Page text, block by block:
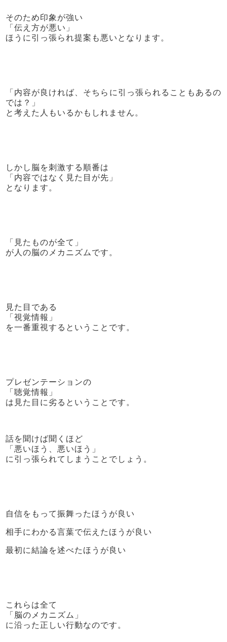
そのため印象が強い
「伝え方が悪い」
ほうに引っ張られ提案も悪いとなります。
「内容が良ければ、そちらに引っ張られることもあるの
では？」
と考えた人もいるかもしれません。
しかし脳を刺激する順番は
「内容ではなく見た目が先」
となります。
「見たものが全て」
が人の脳のメカニズムです。
見た目である
「視覚情報」
を一番重視するということです。
プレゼンテーションの
「聴覚情報」
は見た目に劣るということです。
話を聞けば聞くほど
「悪いほう、悪いほう」
に引っ張られてしまうことでしょう。
自信をもって振舞ったほうが良い
相手にわかる言葉で伝えたほうが良い
最初に結論を述べたほうが良い
これらは全て
「脳のメカニズム」
に沿った正しい行動なのです。